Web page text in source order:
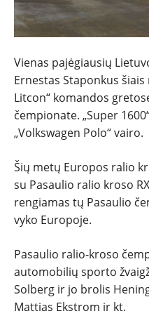
Vienas pajėgiausių
Ernestas Staponkus
Litcon“ komandos
čempionate. „Super
„Volkswagen Polo“ vairo.
Šių metų Europos ralio
su Pasaulio ralio kroso
rengiamas tų Pasaulio
vyko Europoje.
Pasaulio ralio-kroso
automobilių sporto
Solberg ir jo brolis
Mattias Ekstrom ir kt.